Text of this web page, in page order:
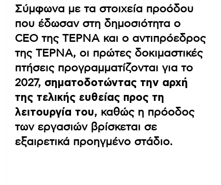
Σύμφωνα με τα στοιχεία προόδου
που έδωσαν στη δημοσιότητα ο
CEO της ΤΕΡΝΑ και ο αντιπρόεδρος
της ΤΕΡΝΑ, οι πρώτες δοκιμαστικές
πτήσεις προγραμματίζονται για το
2027, σηματοδοτώντας την αρχή
της τελικής ευθείας προς τη
λειτουργία του, καθώς η πρόοδος
των εργασιών βρίσκεται σε
εξαιρετικά προηγμένο στάδιο.